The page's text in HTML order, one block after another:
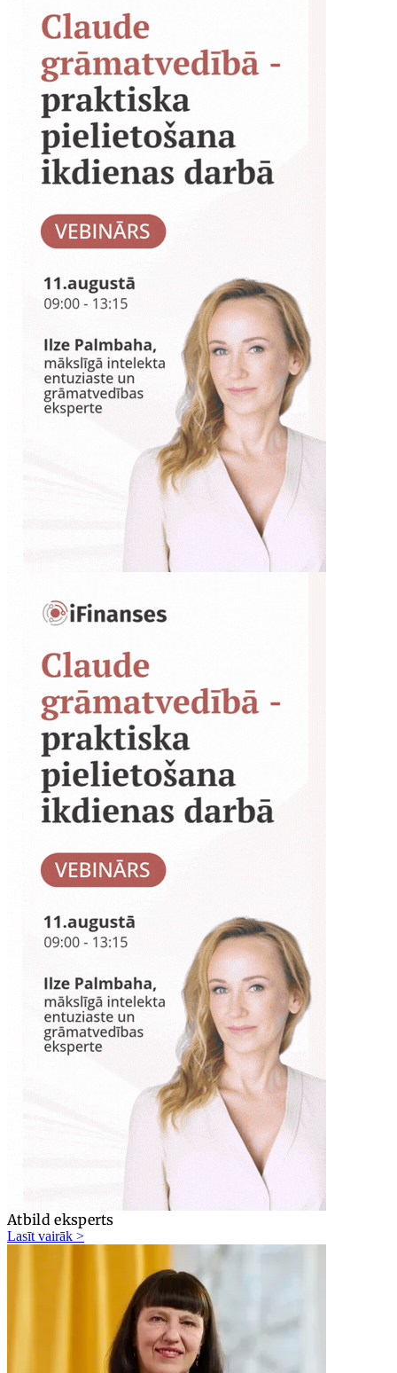
Atbild eksperts
Lasīt vairāk >